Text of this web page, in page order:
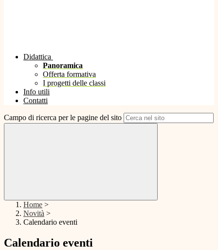
Didattica
Panoramica
Offerta formativa
I progetti delle classi
Info utili
Contatti
Campo di ricerca per le pagine del sito
Home >
Novità >
Calendario eventi
Calendario eventi